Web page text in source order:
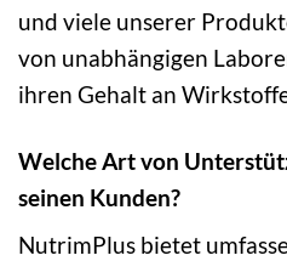
und viele unserer
von unabhängigen
ihren Gehalt an
Welche Art von
seinen Kunden?
NutrimPlus bietet